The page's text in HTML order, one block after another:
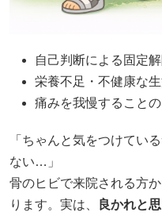
自己判断による固定
栄養不足・不健康な
痛みを我慢すること
「ちゃんと気をつけてい
ない…」
骨のヒビで来院される方
ります。実は、
良かれと